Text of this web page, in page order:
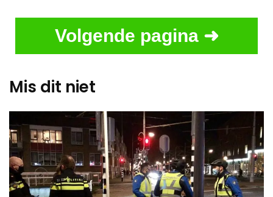
Volgende pagina ➜
Mis dit niet